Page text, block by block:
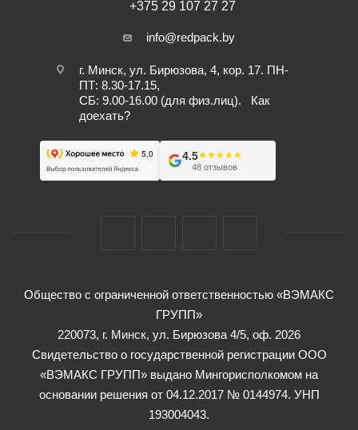
+375 29 107 27 27
info@redpack.by
г. Минск, ул. Бирюзова, 4, кор. 17. ПН-
ПТ: 8.30-17.15,
СБ: 9.00-16.00 (для физ.лиц). Как
доехать?
4.5★★★★★
★★★★★
48 отзывов
Общество с ограниченной ответственностью «ВЭМАКС
ГРУПП»
220073, г. Минск, ул. Бирюзова 4/5, оф. 2026
Свидетельство о государственной регистрации ООО
«ВЭМАКС ГРУПП» выдано Мингорисполкомом на
основании решения от 04.12.2017 № 0144974. УНП
193004043.